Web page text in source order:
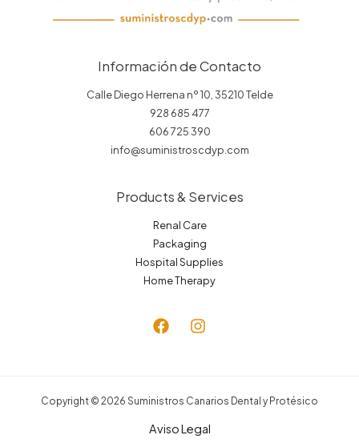
Información de Contacto
Calle Diego Herrena nº 10, 35210 Telde
928 685 477
606 725 390
info@suministroscdyp.com
Products & Services
Renal Care
Packaging
Hospital Supplies
Home Therapy
Copyright © 2026 Suministros Canarios Dental y Protésico
Aviso Legal